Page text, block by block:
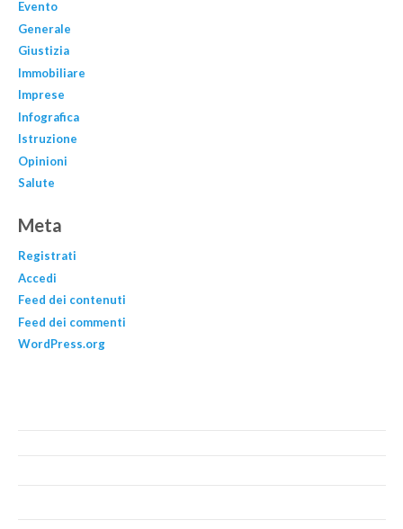
Evento
Generale
Giustizia
Immobiliare
Imprese
Infografica
Istruzione
Opinioni
Salute
Meta
Registrati
Accedi
Feed dei contenuti
Feed dei commenti
WordPress.org